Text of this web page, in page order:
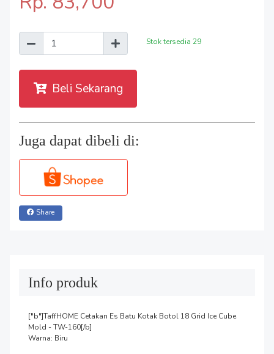
Stok tersedia 29
Beli Sekarang
Juga dapat dibeli di:
Share
Info produk
["b"]TaffHOME Cetakan Es Batu Kotak Botol 18 Grid Ice Cube
Mold - TW-160[/b]
Warna: Biru